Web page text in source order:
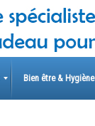
Bien être & Hygiène